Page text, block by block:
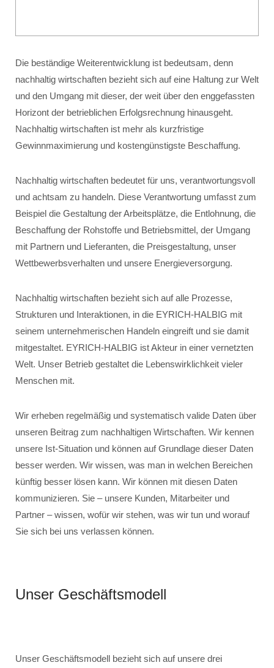
Die beständige Weiterentwicklung ist bedeutsam, denn
nachhaltig wirtschaften bezieht sich auf eine Haltung zur Welt
und den Umgang mit dieser, der weit über den enggefassten
Horizont der betrieblichen Erfolgsrechnung hinausgeht.
Nachhaltig wirtschaften ist mehr als kurzfristige
Gewinnmaximierung und kostengünstigste Beschaffung.
Nachhaltig wirtschaften bedeutet für uns, verantwortungsvoll
und achtsam zu handeln. Diese Verantwortung umfasst zum
Beispiel die Gestaltung der Arbeitsplätze, die Entlohnung, die
Beschaffung der Rohstoffe und Betriebsmittel, der Umgang
mit Partnern und Lieferanten, die Preisgestaltung, unser
Wettbewerbsverhalten und unsere Energieversorgung.
Nachhaltig wirtschaften bezieht sich auf alle Prozesse,
Strukturen und Interaktionen, in die EYRICH-HALBIG mit
seinem unternehmerischen Handeln eingreift und sie damit
mitgestaltet. EYRICH-HALBIG ist Akteur in einer vernetzten
Welt. Unser Betrieb gestaltet die Lebenswirklichkeit vieler
Menschen mit.
Wir erheben regelmäßig und systematisch valide Daten über
unseren Beitrag zum nachhaltigen Wirtschaften. Wir kennen
unsere Ist-Situation und können auf Grundlage dieser Daten
besser werden. Wir wissen, was man in welchen Bereichen
künftig besser lösen kann. Wir können mit diesen Daten
kommunizieren. Sie – unsere Kunden, Mitarbeiter und
Partner – wissen, wofür wir stehen, was wir tun und worauf
Sie sich bei uns verlassen können.
Unser Geschäftsmodell
Unser Geschäftsmodell bezieht sich auf unsere drei